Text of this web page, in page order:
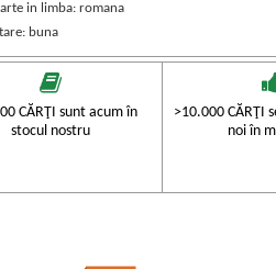
in limba: romana
buna
CĂRŢI sunt acum în
stocul nostru
>10.000 CĂRŢI
noi în